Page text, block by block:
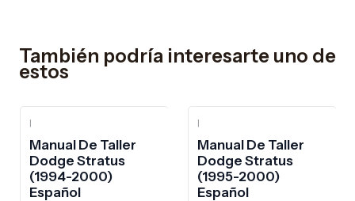
También podría interesarte uno de
estos
|
Manual De Taller
Dodge Stratus
(1994-2000)
Español
|
Manual De Taller
Dodge Stratus
(1995-2000)
Español